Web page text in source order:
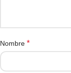
Nombre *